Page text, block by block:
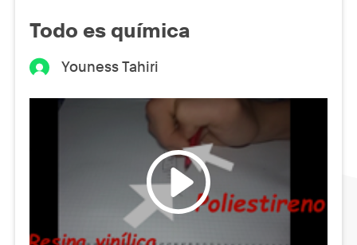
Todo es química
Youness Tahiri